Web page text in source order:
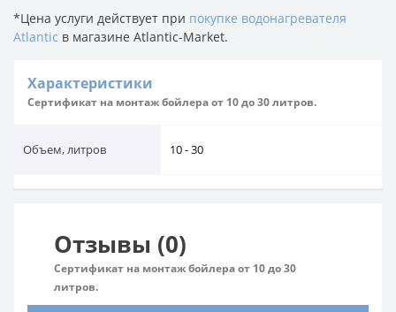
*Цена услуги действует при покупке водонагревателя
Atlantic в магазине Atlantic-Market.
Характеристики
Сертификат на монтаж бойлера от 10 до 30 литров.
Объем, литров 10 - 30
Отзывы (0)
Сертификат на монтаж бойлера от 10 до 30
литров.